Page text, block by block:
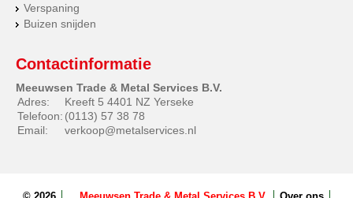
Verspaning
Buizen snijden
Contactinformatie
Meeuwsen Trade & Metal Services B.V.
Adres:
Kreeft 5 4401 NZ Yerseke
Telefoon: (0113) 57 38 78
Email:
verkoop@metalservices.nl